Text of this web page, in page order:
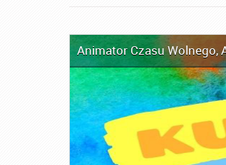
Animator Czasu Wolnego,